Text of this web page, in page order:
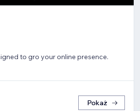
to gro your online presence.
Pokaż